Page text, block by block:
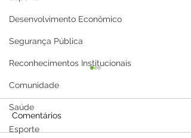
Desenvolvimento Econômico
Segurança Pública
Reconhecimentos Institucionais
Comunidade
Saúde
Esporte
Comentários